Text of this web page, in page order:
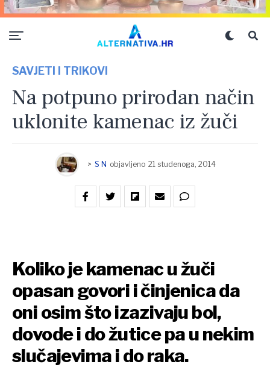
SAVJETI I TRIKOVI
Na potpuno prirodan način
uklonite kamenac iz žuči
> S N objavljeno 21 studenoga, 2014
Koliko je kamenac u žuči
opasan govori i činjenica da
oni osim što izazivaju bol,
dovode i do žutice pa u nekim
slučajevima i do raka.